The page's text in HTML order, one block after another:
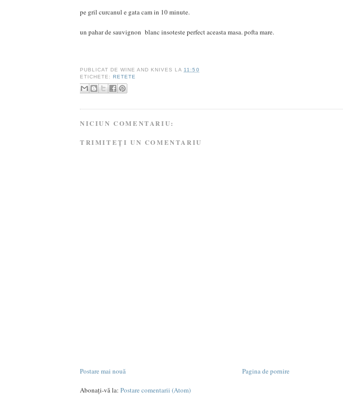
pe gril curcanul e gata cam in 10 minute.
un pahar de sauvignon blanc insoteste perfect aceasta masa. pofta mare.
PUBLICAT DEWINE AND KNIVES LA11:50
ETICHETE: RETETE
NICIUN COMENTARIU:
TRIMITEȚI UN COMENTARIU
Postare mai nouă Pagina de pornire
Abonați-vă la: Postare comentarii (Atom)